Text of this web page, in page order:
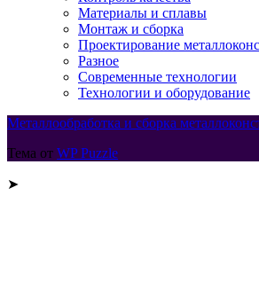
Материалы и сплавы
Монтаж и сборка
Проектирование
Разное
Современные технологии
Технологии и оборудование
Металлообработка и сборка
Тема от WP Puzzle
➤